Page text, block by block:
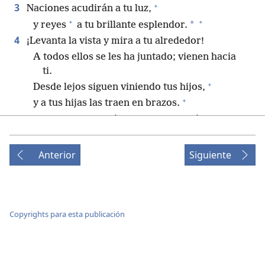
3 Naciones acudirán a tu luz, +
y reyes + a tu brillante esplendor. * +
4
¡Levanta la vista y mira a tu alrededor!
A todos ellos se les ha juntado; vienen hacia
ti.
Desde lejos siguen viniendo tus hijos, +
y a tus hijas las traen en brazos. +
5 En ese tiempo, verás esto y te pondrás radiante,
tu corazón latirá con fuerza y rebosará de
alegría,
6 Multitudes de camellos cubrirán tu tierra,
Anterior Siguiente
Copyrights para esta publicación